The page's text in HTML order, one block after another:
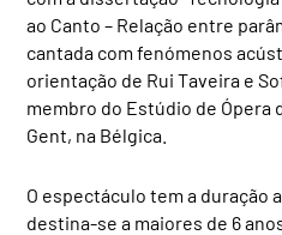
ao Canto – Relação entre
cantada com fenómenos
orientação de Rui Taveira e
membro do Estúdio de Ópera
Gent, na Bélgica.
O espectáculo tem a duração
destina-se a maiores de 6